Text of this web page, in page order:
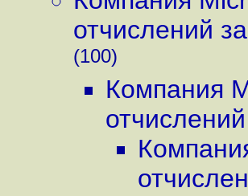
отчислений
(100)
Компания